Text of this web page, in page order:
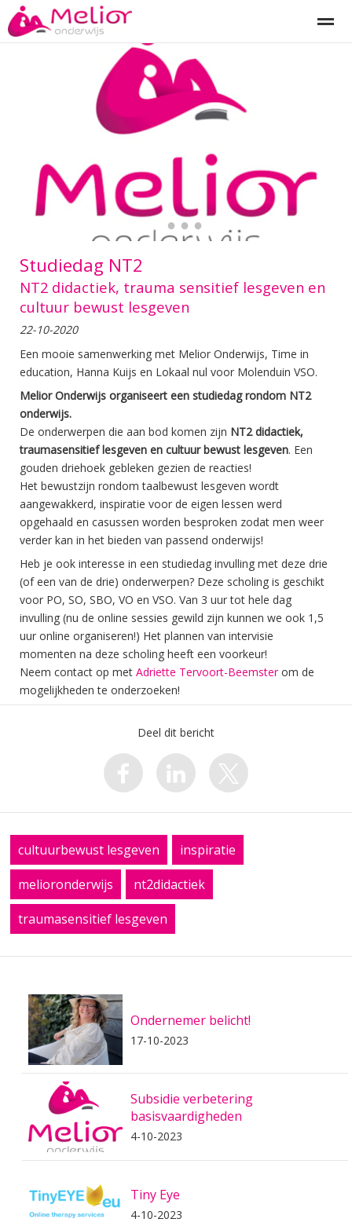
Onderwijsprojecten
● ● ● ●
Studiedag NT2
NT2 didactiek, trauma sensitief lesgeven en
cultuur bewust lesgeven
22-10-2020
Een mooie samenwerking met Melior Onderwijs, Time in
education, Hanna Kuijs en Lokaal nul voor Molenduin VSO.
Melior Onderwijs organiseert een studiedag rondom NT2
onderwijs.
De onderwerpen die aan bod komen zijn NT2 didactiek,
traumasensitief lesgeven en cultuur bewust lesgeven. Een
gouden driehoek gebleken gezien de reacties!
Het bewustzijn rondom taalbewust lesgeven wordt
aangewakkerd, inspiratie voor de eigen lessen werd
opgehaald en casussen worden besproken zodat men weer
verder kan in het bieden van passend onderwijs!
Heb je ook interesse in een studiedag invulling met deze drie
(of een van de drie) onderwerpen? Deze scholing is geschikt
voor PO, SO, SBO, VO en VSO. Van 3 uur tot hele dag
invulling (nu de online sessies gewild zijn kunnen we ook 1,5
uur online organiseren!) Het plannen van intervisie
momenten na deze scholing heeft een voorkeur!
Neem contact op met Adriette Tervoort-Beemsterom de
mogelijkheden te onderzoeken!
Deel dit bericht
cultuurbewust lesgeven
inspiratie
melioronderwijs
nt2didactiek
traumasensitief lesgeven
Ondernemer belicht!
17-10-2023
Subsidie verbetering
basisvaardigheden
4-10-2023
Tiny Eye
4-10-2023